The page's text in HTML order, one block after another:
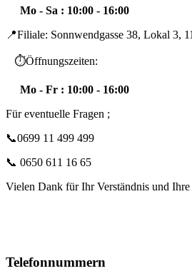
Mo - Sa : 10:00 - 16:00
📍Filiale: Sonnwendgasse 38, Lokal 3,
⏱️Öffnungszeiten:
Mo - Fr : 10:00 - 16:00
Für eventuelle Fragen ;
📞0699 11 499 499
📞 0650 611 16 65
Vielen Dank für Ihr Verständnis und
Telefonnummern